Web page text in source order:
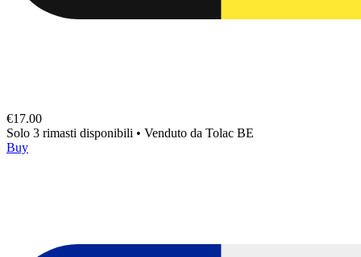
€17.00
Solo 3 rimasti disponibili • Venduto da Tolac BE
Buy